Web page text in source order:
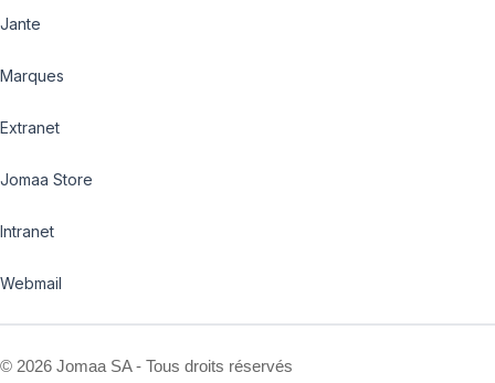
Jante
Marques
Extranet
Jomaa Store
Intranet
Webmail
© 2026 Jomaa SA - Tous droits réservés